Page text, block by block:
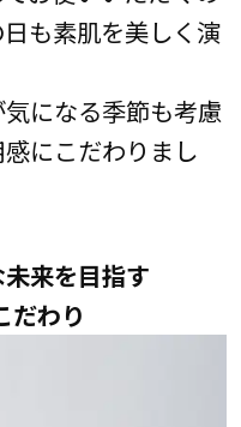
も素肌を美しく演
になる季節も考慮
にこだわりまし
来を目指す
だわり